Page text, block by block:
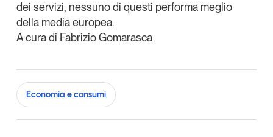
dei servizi, nessuno di questi performa meglio
della media europea.
A cura di Fabrizio Gomarasca
Economia e consumi